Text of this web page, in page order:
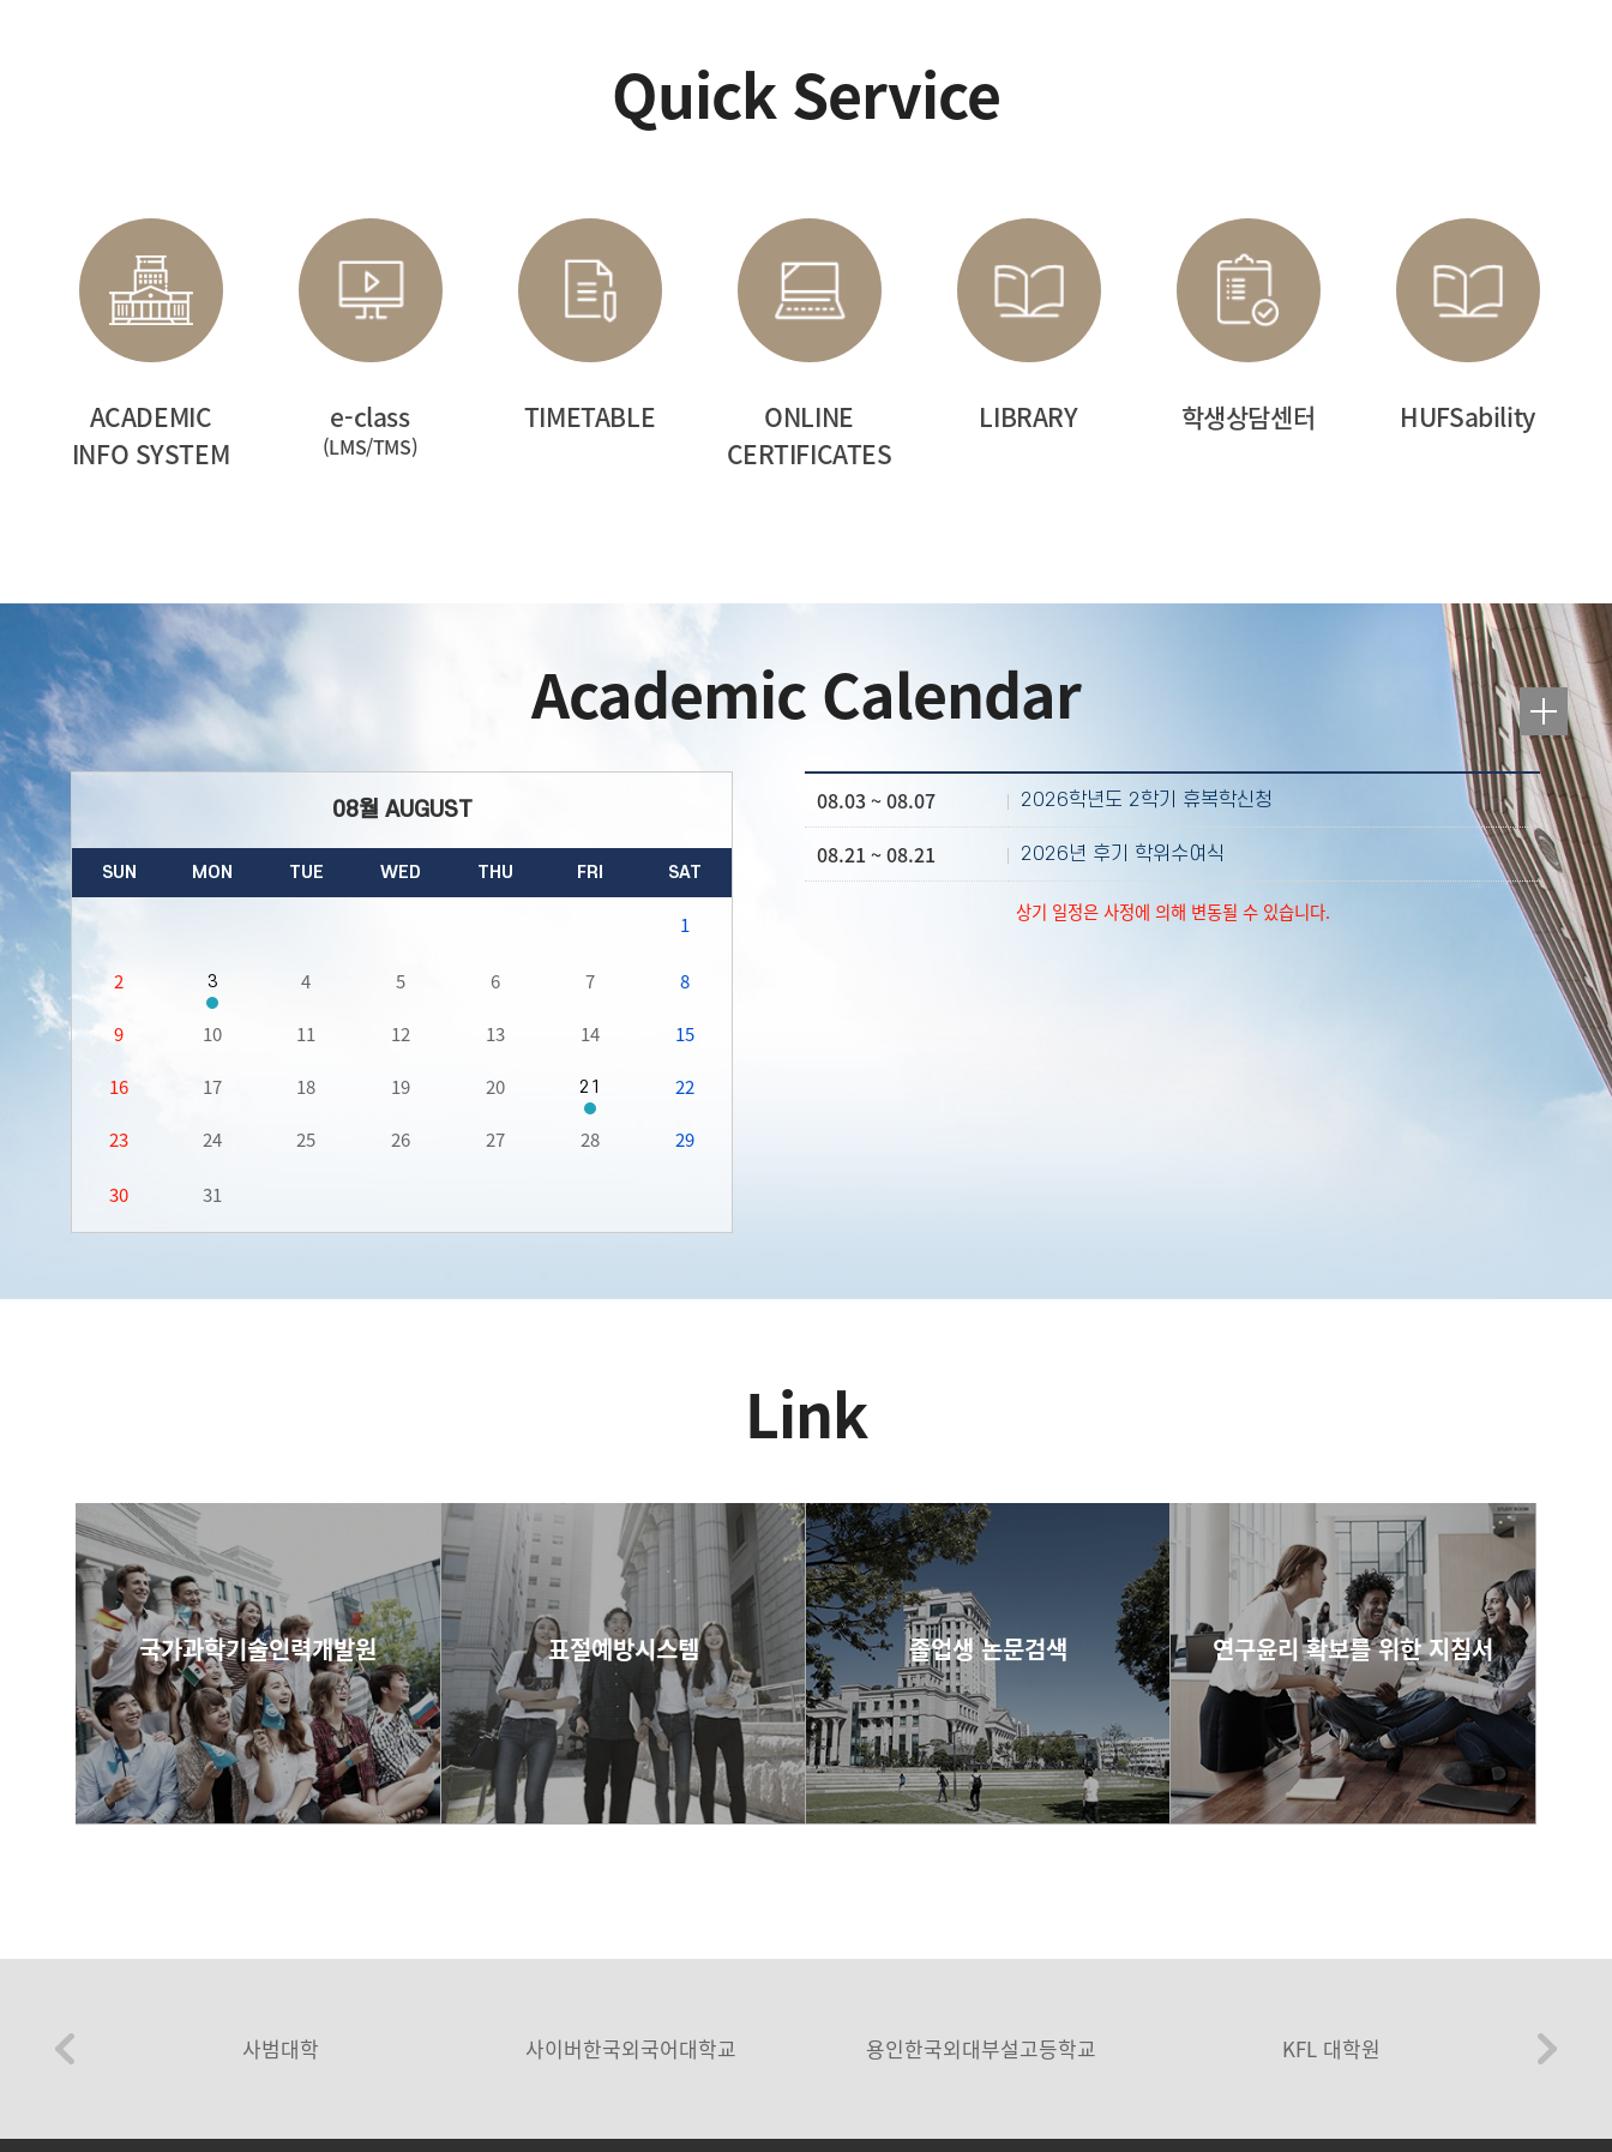
입학 지원자 면접고사 일정을
다음과 같이
합격자 발표 및 입학 안내1.
한국외국어대학교 교육대학원
입학에 지원하신 모든 분들께
기원합니다
면접고사 안내
한국외국어대학교
입학 지원자 면접고사 일정을
다음과 같이
Quick Service
ACADEMIC
INFO SYSTEM
e-class
(LMS/TMS)
TIMETABLE
ONLINE
CERTIFICATES
LIBRARY 학생상담센터 HUFSability
Academic Calendar
08월 AUGUST
SUN MON TUE WED THU FRI SAT
1
2 3 4 5 6 7
8
9
10 11 12 13 14
15
16
17 18 19 20 21
22
23
24 25 26 27 28 29
30 31
08.03 ~ 08.07 2026학년도 2학기 휴복학신청
08.21 ~ 08.21 2026년 후기 학위수여식
상기 일정은 사정에 의해 변동될 수 있습니다.
Link
국가과학기술인력개발원
more
표절예방시스템
바로가기
졸업생 논문검색
바로가기
연구윤리 확보를 위한 지침서
e-book
사범대학 사이버한국외국어대학교 용인한국외대부설고등학교 KFL 대학원